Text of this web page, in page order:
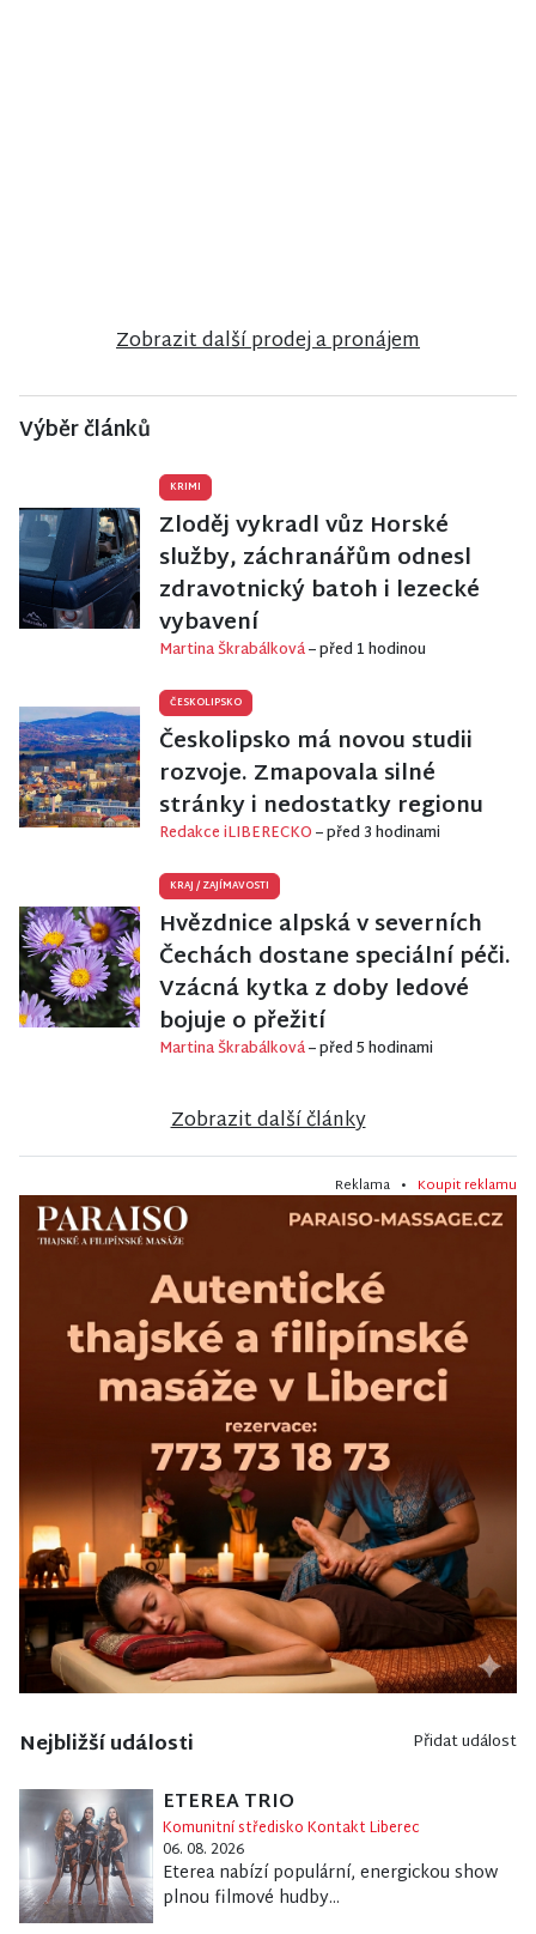
Zobrazit další prodej a pronájem
Výběr článků
KRIMI
Zloděj vykradl vůz Horské
služby, záchranářům odnesl
zdravotnický batoh i lezecké
vybavení
Martina Škrabálková– před 1 hodinou
ČESKOLIPSKO
Českolipsko má novou studii
rozvoje. Zmapovala silné
stránky i nedostatky regionu
Redakce iLIBERECKO– před 3 hodinami
KRAJ /ZAJÍMAVOSTI
Hvězdnice alpská v severních
Čechách dostane speciální péči.
Vzácná kytka z doby ledové
bojuje o přežití
Martina Škrabálková– před 5 hodinami
Zobrazit další články
Reklama • Koupit reklamu
Nejbližší události Přidat událost
ETEREA TRIO
Komunitní středisko Kontakt Liberec
06. 08. 2026
Eterea nabízí populární, energickou show
plnou filmové hudby...